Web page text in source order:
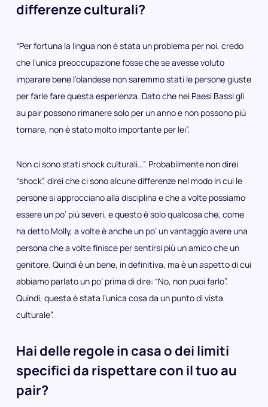
differenze culturali?
“Per fortuna la lingua non è stata un problema per noi, credo
che l’unica preoccupazione fosse che se avesse voluto
imparare bene l’olandese non saremmo stati le persone giuste
per farle fare questa esperienza. Dato che nei Paesi Bassi gli
au pair possono rimanere solo per un anno e non possono più
tornare, non è stato molto importante per lei”.
Non ci sono stati shock culturali…”. Probabilmente non direi
“shock”, direi che ci sono alcune differenze nel modo in cui le
persone si approcciano alla disciplina e che a volte possiamo
essere un po’ più severi, e questo è solo qualcosa che, come
ha detto Molly, a volte è anche un po’ un vantaggio avere una
persona che a volte finisce per sentirsi più un amico che un
genitore. Quindi è un bene, in definitiva, ma è un aspetto di cui
abbiamo parlato un po’ prima di dire: “No, non puoi farlo”.
Quindi, questa è stata l’unica cosa da un punto di vista
culturale”.
Hai delle regole in casa o dei limiti
specifici da rispettare con il tuo au
pair?